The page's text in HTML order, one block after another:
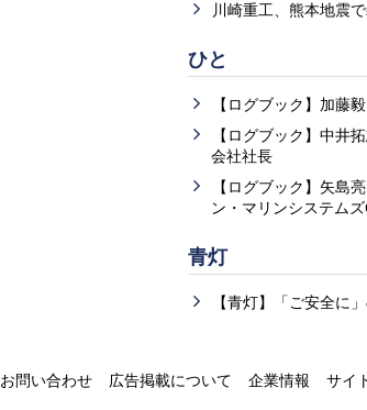
川崎重工、熊本地震
ひと
【ログブック】加藤
【ログブック】中井
会社社長
【ログブック】矢島
ン・マリンシステム
青灯
【青灯】「ご安全に
お問い合わせ 広告掲載について 企業情報
サイ